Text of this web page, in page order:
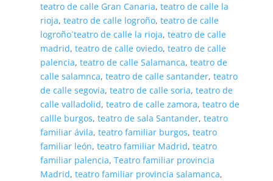
teatro de calle Gran Canaria, teatro de calle la
rioja, teatro de calle logroño, teatro de calle
logroño´teatro de calle la rioja, teatro de calle
madrid, teatro de calle oviedo, teatro de calle
palencia, teatro de calle Salamanca, teatro de
calle salamnca, teatro de calle santander, teatro
de calle segovia, teatro de calle soria, teatro de
calle valladolid, teatro de calle zamora, teatro de
callle burgos, teatro de sala Santander, teatro
familiar ávila, teatro familiar burgos, teatro
familiar león, teatro familiar Madrid, teatro
familiar palencia, Teatro familiar provincia
Madrid, teatro familiar provincia salamanca,